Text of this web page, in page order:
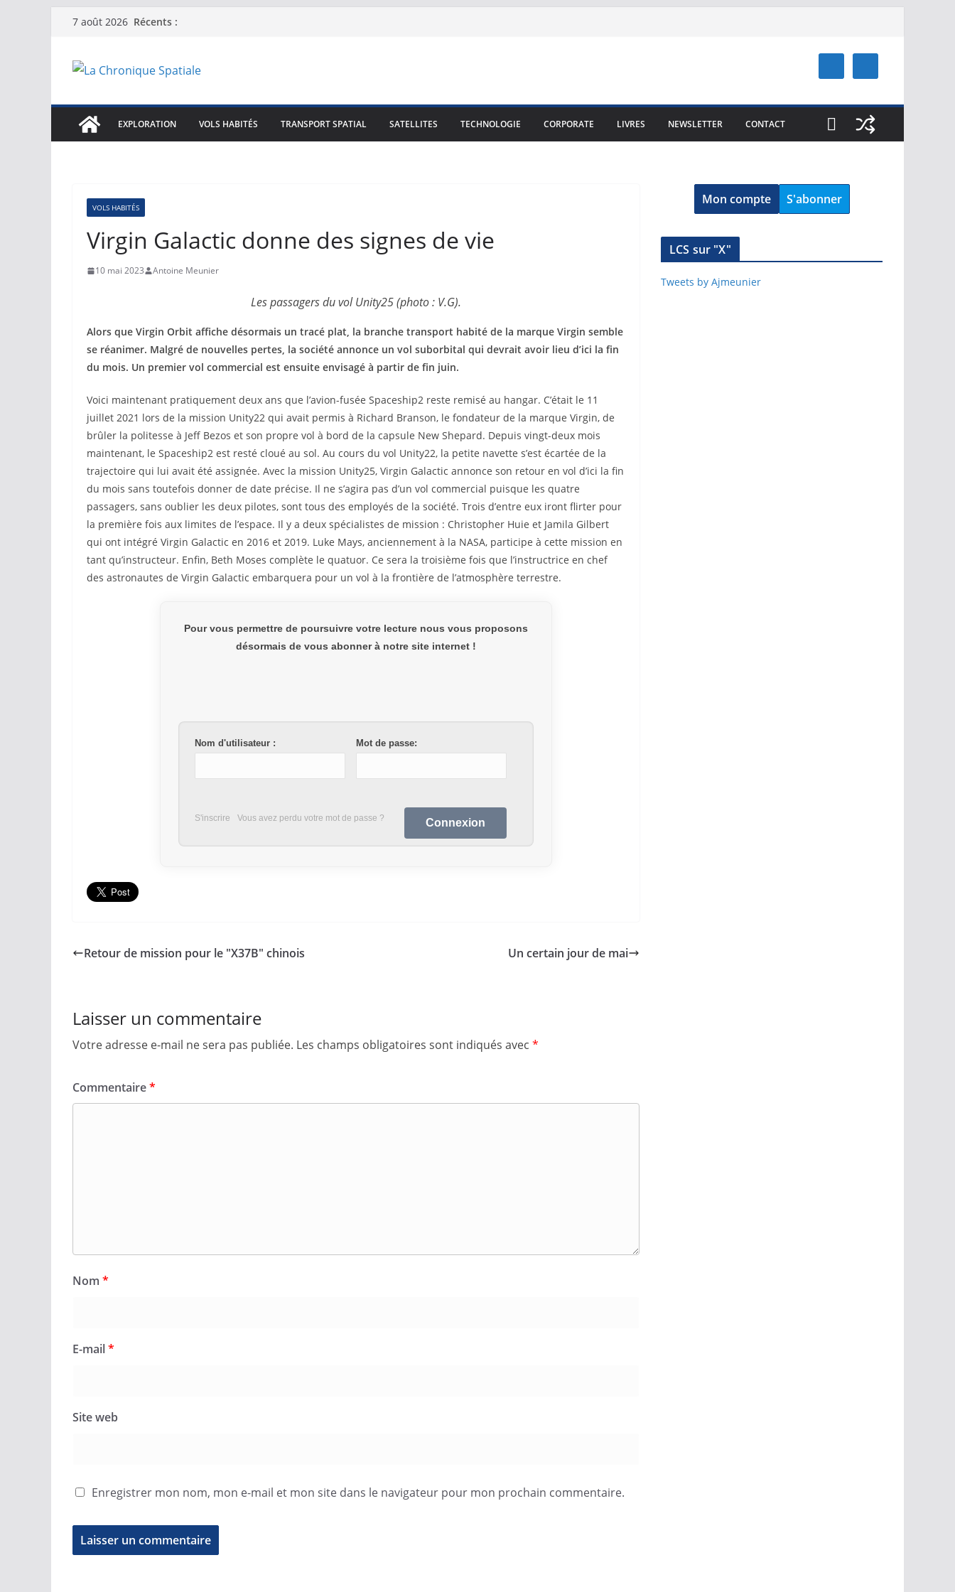
Passer7 août 2026 Récents :
EXPLORATION VOLS HABITÉS TRANSPORT SPATIAL SATELLITES TECHNOLOGIE CORPORATE LIVRES NEWSLETTER CONTACT
VOLS HABITÉS
Virgin Galactic donne des signes de vie
10 mai 2023 Antoine Meunier
Les passagers du vol Unity25 (photo : V.G).
Alors que Virgin Orbit affiche désormais un tracé plat, la branche transport habité de la marque Virgin semble
se réanimer. Malgré de nouvelles pertes, la société annonce un vol suborbital qui devrait avoir lieu d’ici la fin
du mois. Un premier vol commercial est ensuite envisagé à partir de fin juin.
Voici maintenant pratiquement deux ans que l’avion-fusée Spaceship2 reste remisé au hangar. C’était le 11
juillet 2021 lors de la mission Unity22 qui avait permis à Richard Branson, le fondateur de la marque Virgin, de
brûler la politesse à Jeff Bezos et son propre vol à bord de la capsule New Shepard. Depuis vingt-deux mois
maintenant, le Spaceship2 est resté cloué au sol. Au cours du vol Unity22, la petite navette s’est écartée de la
trajectoire qui lui avait été assignée. Avec la mission Unity25, Virgin Galactic annonce son retour en vol d’ici la fin
du mois sans toutefois donner de date précise. Il ne s’agira pas d’un vol commercial puisque les quatre
passagers, sans oublier les deux pilotes, sont tous des employés de la société. Trois d’entre eux iront flirter pour
la première fois aux limites de l’espace. Il y a deux spécialistes de mission : Christopher Huie et Jamila Gilbert
qui ont intégré Virgin Galactic en 2016 et 2019. Luke Mays, anciennement à la NASA, participe à cette mission en
tant qu’instructeur. Enfin, Beth Moses complète le quatuor. Ce sera la troisième fois que l’instructrice en chef
des astronautes de Virgin Galactic embarquera pour un vol à la frontière de l’atmosphère terrestre.
Pour vous permettre de poursuivre votre lecture nous vous proposons
désormais de vous abonner à notre site internet !
Nom d'utilisateur : Mot de passe:
S'inscrire Vous avez perdu votre mot de passe ?
Retour de mission pour le "X37B" chinois Un certain jour de mai
Laisser un commentaire
Votre adresse e-mail ne sera pas publiée. Les champs obligatoires sont indiqués avec *
Commentaire*
Nom *
E-mail*
Site web
Enregistrer mon nom, mon e-mail et mon site dans le navigateur pour mon prochain commentaire.
Mon compte S'abonner
LCS sur "X"
Tweets by Ajmeunier